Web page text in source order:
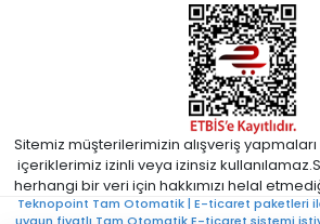
Sitemiz müşterilerimizin alışveriş
içeriklerimiz izinli veya izinsiz
herhangi bir veri için hakkımızı helal
Teknopoint Tam Otomatik | E-ticaret paketleri ile
uygun fiyatlı Tam Otomatik E-ticaret sistemi